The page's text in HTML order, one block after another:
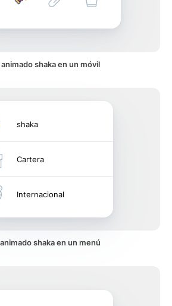
shaka en un móvil
shaka
Cartera
Internacional
shaka en un menú